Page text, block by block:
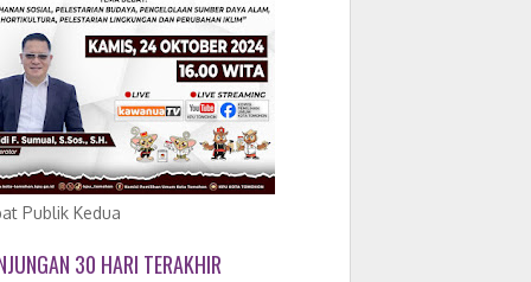
Publik Kedua
30 HARI TERAKHIR